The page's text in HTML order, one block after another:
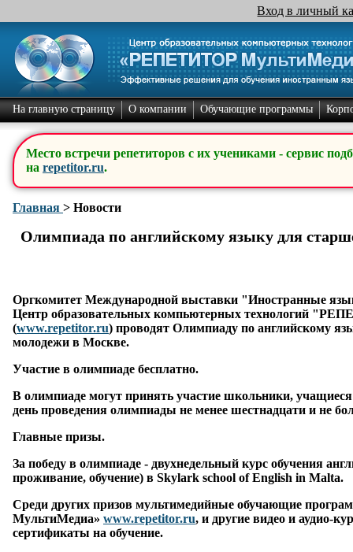
Вход в личный
На главную страницу О компании Обучающие программы
Место встречи репетиторов с их учениками - сервис
на repetitor.ru.
Главная > Новости
Олимпиада по английскому языку для
Оргкомитет Международной выставки "Иностранные
Центр образовательных компьютерных технологий
(www.repetitor.ru) проводят Олимпиаду по английскому
молодежи в Москве.
Участие в олимпиаде бесплатно.
В олимпиаде могут принять участие школьники,
день проведения олимпиады не менее шестнадцати и не
Главные призы.
За победу в олимпиаде - двухнедельный курс обучения
проживание, обучение) в Skylark school of English in Malta.
Среди других призов мультимедийные обучающие
МультиМедиа» www.repetitor.ru, и другие видео и аудио-
сертификаты на обучение.